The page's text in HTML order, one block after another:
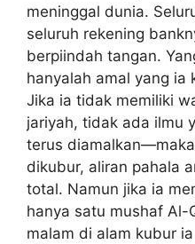
meninggal dunia.
seluruh rekening
berpiindah tangan.
hanyalah amal yang ia
Jika ia tidak memiliki
jariyah, tidak ada ilmu
terus
dikubur, aliran pahala
total. Namun jika ia
hanya satu mushaf
malam di alam kubur